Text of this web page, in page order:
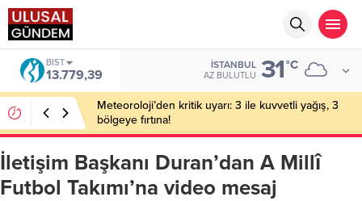
DOLAR
47,7111
İSTANBUL
AZ BULUTLU 31°C
Bakan Gürlek’in eşine yönelik eylem hazırlığı: 2
şüpheli tutuklandı
İletişim Başkanı Duran’dan A Millî
Futbol Takımı’na video mesaj